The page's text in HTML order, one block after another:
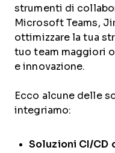
strumenti di
Microsoft Teams,
ottimizzare la tua
tuo team maggiori
e innovazione.
Ecco alcune delle
integriamo:
Soluzioni CI/CD